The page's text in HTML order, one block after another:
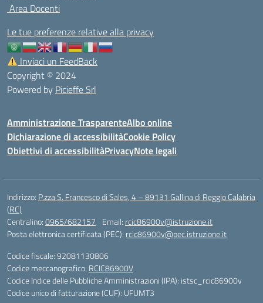
Area Docenti
Le tue preferenze relative alla privacy
Inviaci un FeedBack
Copyright © 2024
Powered by Picieffe Srl
Amministrazione TrasparenteAlbo online
Dichiarazione di accessibilitàCookie Policy
Obiettivi di accessibilitàPrivacyNote legali
Indirizzo: P.zza S. Francesco di Sales, 4 – 89131 Gallina di Reggio Calabria
(RC)
Centralino:0965/682157 Email: rcic86900v@istruzione.it
Posta elettronica certificata (PEC): rcic86900v@pec.istruzione.it
Codice fiscale: 92081130806
Codice meccanografico: RCIC86900V
Codice Indice delle Pubbliche Amministrazioni (IPA): istsc_rcic86900v
Codice unico di fatturazione (CUF): UFUMT3